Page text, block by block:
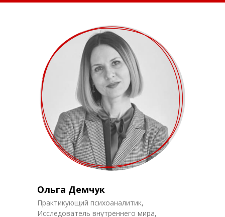
Ольга Демчук
Практикующий психоаналитик,
Исследователь внутреннего мира,